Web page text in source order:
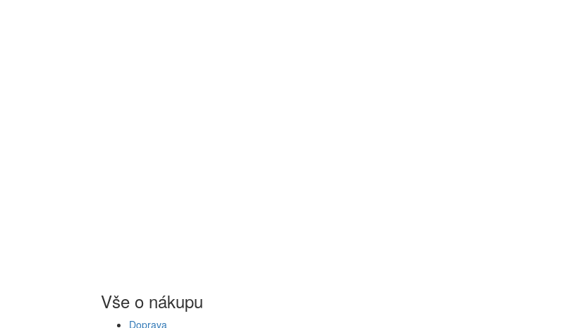
Vše o nákupu
Doprava